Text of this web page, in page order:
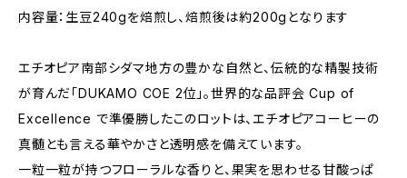
内容量：生豆240gを焙煎し、焙煎後は約200gとなります
エチオピア南部シダマ地方の豊かな自然と、伝統的な精製技術
が育んだ「DUKAMO COE 2位」。世界的な品評会 Cup of
Excellence で準優勝したこのロットは、エチオピアコーヒーの
真髄とも言える華やかさと透明感を備えています。
一粒一粒が持つフローラルな香りと、果実を思わせる甘酸っぱ